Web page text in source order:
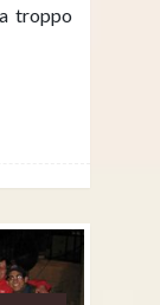
troppo